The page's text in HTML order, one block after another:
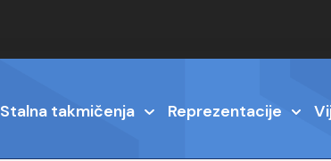
Stalna takmičenja Reprezentacije